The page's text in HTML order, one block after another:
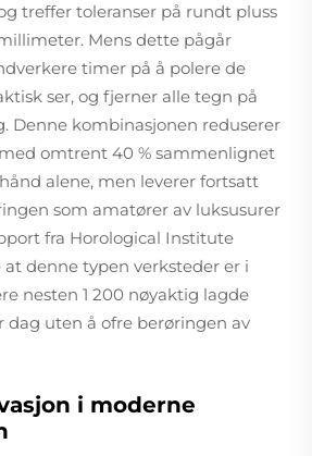
treffer toleranser på rundt pluss
Mens dette pågår
timer på å polere de
ser, og fjerner alle tegn på
Denne kombinasjonen reduserer
omtrent 40 % sammenlignet
alene, men leverer fortsatt
som amatører av luksusurer
fra Horological Institute
at denne typen verksteder er i
nesten 1 200 nøyaktig lagde
dag uten å ofre berøringen av
i moderne